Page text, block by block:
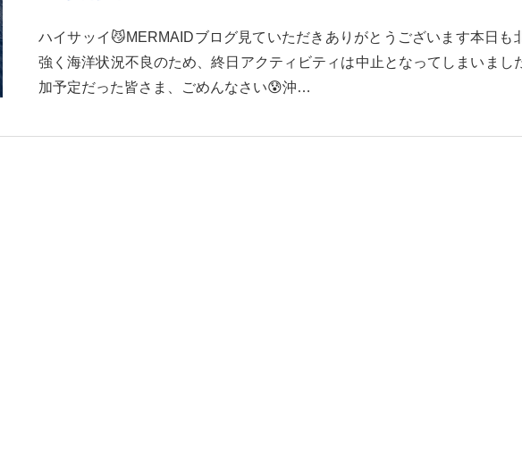
ハイサッイ😼MERMAIDブログ見ていただきありがとうございます本日も
強く海洋状況不良のため、終日アクティビティは中止となってしまいまし
加予定だった皆さま、ごめんなさい😰沖…